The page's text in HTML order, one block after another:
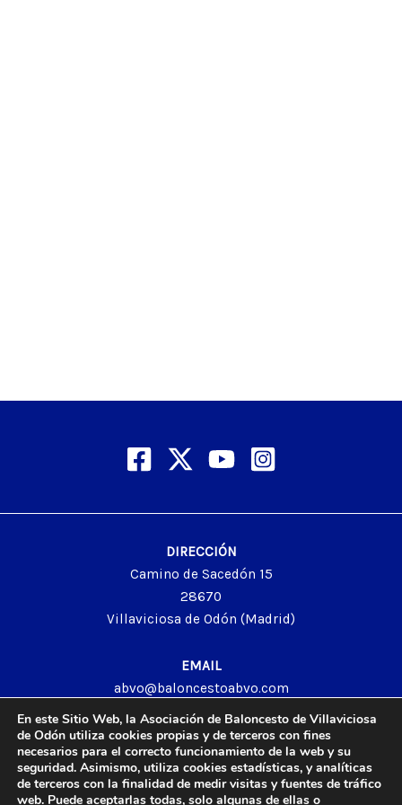
DIRECCIÓN
Camino de Sacedón 15
28670
Villaviciosa de Odón (Madrid)
EMAIL
abvo@baloncestoabvo.com
TELÉFONO
916 657 426
En este Sitio Web, la Asociación de Baloncesto de Villaviciosa
de Odón utiliza cookies propias y de terceros con fines
necesarios para el correcto funcionamiento de la web y su
seguridad. Asimismo, utiliza cookies estadísticas, y analíticas
de terceros con la finalidad de medir visitas y fuentes de tráfico
web. Puede aceptarlas todas, solo algunas de ellas o